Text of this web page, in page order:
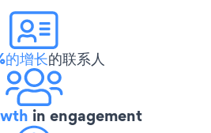
增长的联系人
in engagement